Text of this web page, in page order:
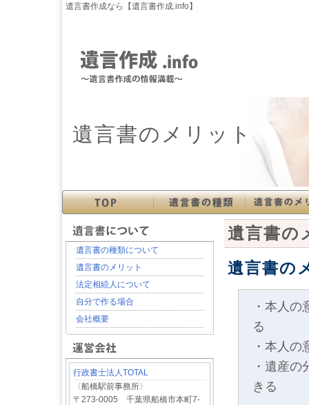
遺言書作成なら【遺言書作成.info】
遺言書のメリット
遺言書の種類について
遺言書のメリット
法定相続人について
自分で作る場合
会社概要
行政書士法人TOTAL
〈船橋駅前事務所〉
〒273-0005 千葉県船橋市本町7-
遺言書の
遺言書の
・本人
る
・本人
・遺産
きる